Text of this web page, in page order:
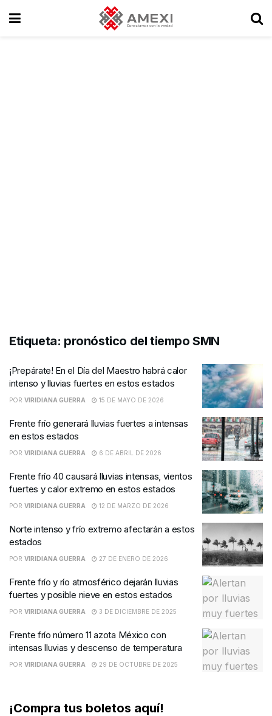
Etiqueta: pronóstico del tiempo SMN
¡Prepárate! En el Día del Maestro habrá calor
intenso y lluvias fuertes en estos estados
POR VIRIDIANA GUERRA 15 DE MAYO DE 2026
Frente frío generará lluvias fuertes a intensas
en estos estados
POR VIRIDIANA GUERRA 6 DE ABRIL DE 2026
Frente frío 40 causará lluvias intensas, vientos
fuertes y calor extremo en estos estados
POR VIRIDIANA GUERRA 12 DE MARZO DE 2026
Norte intenso y frío extremo afectarán a estos
estados
POR VIRIDIANA GUERRA 27 DE ENERO DE 2026
Frente frío y río atmosférico dejarán lluvias
fuertes y posible nieve en estos estados
POR VIRIDIANA GUERRA 3 DE DICIEMBRE DE 2025
Frente frío número 11 azota México con
intensas lluvias y descenso de temperatura
POR VIRIDIANA GUERRA 29 DE OCTUBRE DE 2025
¡Compra tus boletos aquí!